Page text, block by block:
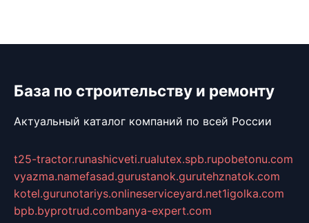
База по строительству и ремонту
Актуальный каталог компаний по всей России
t25-tractor.runashicveti.rualutex.spb.rupobetonu.com
vyazma.namefasad.gurustanok.gurutehznatok.com
kotel.gurunotariys.onlineserviceyard.net1igolka.com
bpb.byprotrud.combanya-expert.com